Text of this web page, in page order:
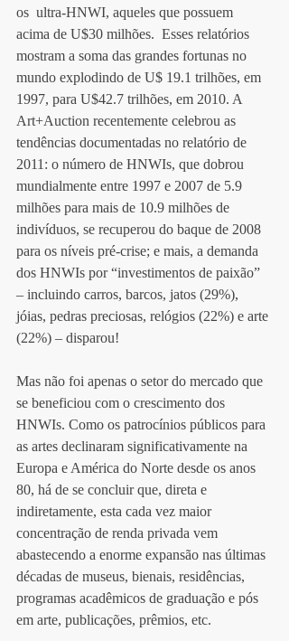
os  ultra-HNWI, aqueles que possuem
acima de U$30 milhões.  Esses relatórios
mostram a soma das grandes fortunas no
mundo explodindo de U$ 19.1 trilhões, em
1997, para U$42.7 trilhões, em 2010. A
Art+Auction recentemente celebrou as
tendências documentadas no relatório de
2011: o número de HNWIs, que dobrou
mundialmente entre 1997 e 2007 de 5.9
milhões para mais de 10.9 milhões de
indivíduos, se recuperou do baque de 2008
para os níveis pré-crise; e mais, a demanda
dos HNWIs por “investimentos de paixão”
– incluindo carros, barcos, jatos (29%),
jóias, pedras preciosas, relógios (22%) e arte
(22%) – disparou!
Mas não foi apenas o setor do mercado que
se beneficiou com o crescimento dos
HNWIs. Como os patrocínios públicos para
as artes declinaram significativamente na
Europa e América do Norte desde os anos
80, há de se concluir que, direta e
indiretamente, esta cada vez maior
concentração de renda privada vem
abastecendo a enorme expansão nas últimas
décadas de museus, bienais, residências,
programas acadêmicos de graduação e pós
em arte, publicações, prêmios, etc.